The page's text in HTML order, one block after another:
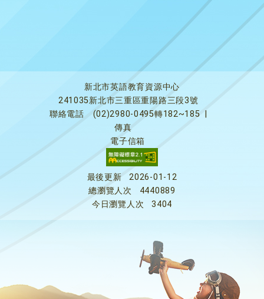
新北市英語教育資源中心
241035新北市三重區重陽路三段3號
聯絡電話
(02)2980-0495轉182~185
傳真
電子信箱
最後更新
2026-01-12
總瀏覽人次
4440889
今日瀏覽人次
3404